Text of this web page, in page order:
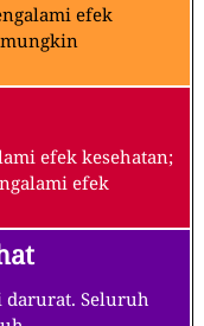
efek
efek kesehatan;
efek
darurat. Seluruh